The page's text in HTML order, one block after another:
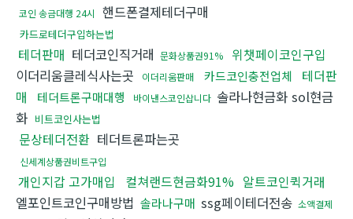
코인 송금대행 24시 핸드폰결제테더구매
카드로테더구입하는법
테더판매 테더코인직거래 문화상품권91%
위챗페이코인구입
이더리움클레식사는곳
이더리움판매 카드코인충전업체
테더판
매
테더트론구매대행 바이낸스코인삽니다 솔라나현금화 sol현금
화 비트코인사는법
문상테더전환 테더트론파는곳
신세계상품권비트구입
개인지갑 고가매입 컬쳐랜드현금화91% 알트코인퀵거래
엘포인트코인구매방법 솔라나구매 ssg페이테더전송 소액결제